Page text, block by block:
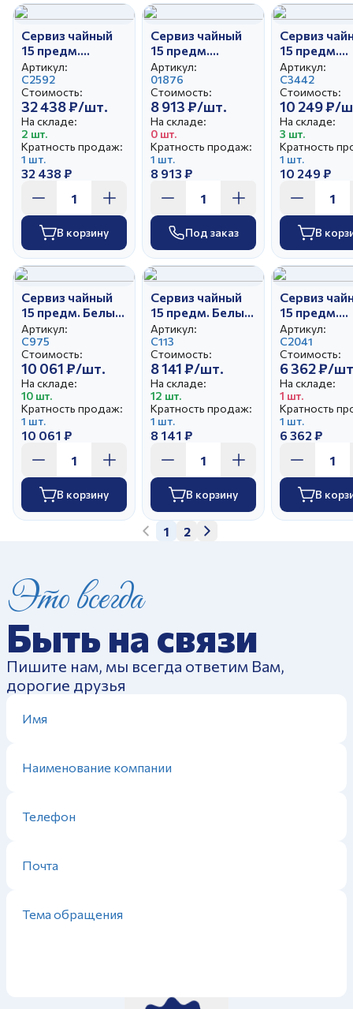
Сервиз чайный
15 предм.
Классический
Подарочный
Артикул:
С2592
Стоимость:
32 438 ₽/шт.
На складе:
2 шт.
Кратность продаж:
1 шт.
32 438 ₽
В корзину
Сервиз чайный
15 предм.
Голубая роза
Розовый ситец
Артикул:
01876
Стоимость:
8 913 ₽/шт.
На складе:
0 шт.
Кратность продаж:
1 шт.
8 913 ₽
Под заказ
Сервиз
15 предм.
Голубая
Артикул:
С3442
Стоимость:
10 249 ₽/
На складе:
3 шт.
Кратность
1 шт.
10 249 ₽
В
Сервиз чайный
15 предм. Белый
лебедь Морозко
Артикул:
С975
Стоимость:
10 061 ₽/шт.
На складе:
10 шт.
Кратность продаж:
1 шт.
10 061 ₽
В корзину
Сервиз чайный
15 предм. Белый
лебедь Весенний
Артикул:
С113
Стоимость:
8 141 ₽/шт.
На складе:
12 шт.
Кратность продаж:
1 шт.
8 141 ₽
В корзину
Сервиз
15 предм.
Артикул:
С2041
Стоимость:
6 362 ₽/
На складе:
1 шт.
Кратность
1 шт.
6 362 ₽
В
1 2
Это всегда
Быть на связи
Пишите нам, мы всегда ответим Вам,
дорогие друзья